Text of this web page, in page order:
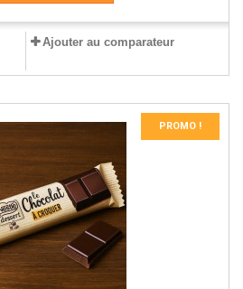
Ajouter au comparateur
PROMO !